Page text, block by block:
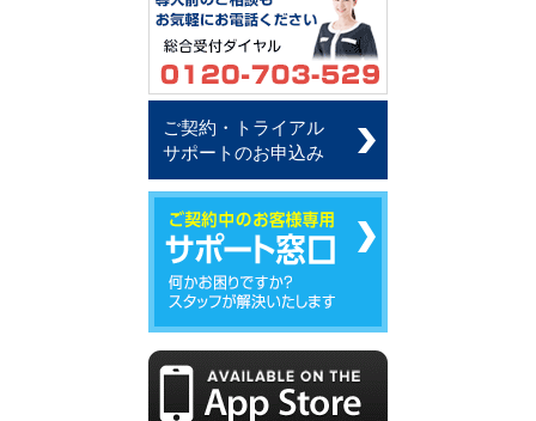
ご契約・トライアル
サポートのお申込み